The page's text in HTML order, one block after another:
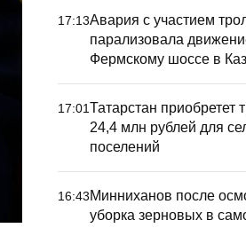
17:13Авария с участием
парализовала
Фермскому шоссе в
17:01Татарстан приобретет
24,4 млн рублей для
поселений
16:43Минниханов после
уборка зерновых в